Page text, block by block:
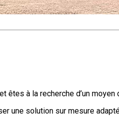
êtes à la recherche d’un
une solution sur mesure